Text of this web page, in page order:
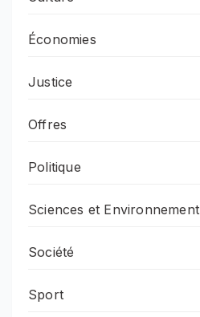
Économies
Justice
Offres
Politique
Sciences et Environnement
Société
Sport